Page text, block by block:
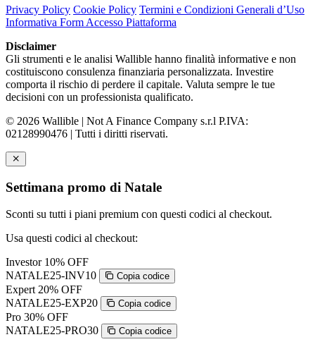
Privacy Policy Cookie Policy Termini e Condizioni Generali d’Uso
Informativa Form Accesso Piattaforma
Disclaimer
Gli strumenti e le analisi Wallible hanno finalità informative e non
costituiscono consulenza finanziaria personalizzata. Investire
comporta il rischio di perdere il capitale. Valuta sempre le tue
decisioni con un professionista qualificato.
© 2026 Wallible | Not A Finance Company s.r.l P.IVA:
02128990476 | Tutti i diritti riservati.
Settimana promo di Natale
Sconti su tutti i piani premium con questi codici al checkout.
Usa questi codici al checkout:
Investor 10% OFF
NATALE25-INV10
Copia codice
Expert 20% OFF
NATALE25-EXP20
Copia codice
Pro 30% OFF
NATALE25-PRO30
Copia codice